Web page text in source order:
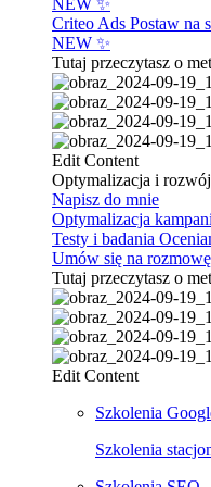
NEW ✨
Criteo Ads Postaw na
NEW ✨
Tutaj przeczytasz o
Edit Content
Optymalizacja i rozwój
Napisz do mnie
Optymalizacja
Testy i badania
Umów się na rozmowę
Tutaj przeczytasz o
Edit Content
Szkolenia
Szkolenia